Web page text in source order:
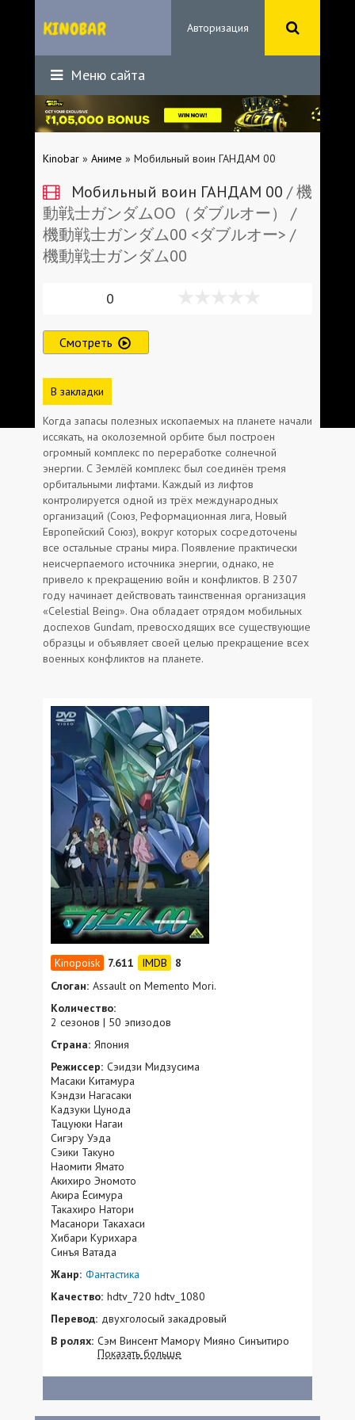
Авторизация
Меню сайта
Kinobar » Аниме » Мобильный воин ГАНДАМ 00
Мобильный воин ГАНДАМ 00 / 機
動戦士ガンダムOO（ダブルオー） /
機動戦士ガンダム00 <ダブルオー> /
機動戦士ガンダム00
0
Смотреть
В закладки
Когда запасы полезных ископаемых на планете начали
иссякать, на околоземной орбите был построен
огромный комплекс по переработке солнечной
энергии. С Землёй комплекс был соединён тремя
орбитальными лифтами. Каждый из лифтов
контролируется одной из трёх международных
организаций (Союз, Реформационная лига, Новый
Европейский Союз), вокруг которых сосредоточены
все остальные страны мира. Появление практически
неисчерпаемого источника энергии, однако, не
привело к прекращению войн и конфликтов. В 2307
году начинает действовать таинственная организация
«Celestial Being». Она обладает отрядом мобильных
доспехов Gundam, превосходящих все существующие
образцы и объявляет своей целью прекращение всех
военных конфликтов на планете.
7.611
8
Слоган: Assault on Memento Mori.
Количество:
2 сезонов | 50 эпизодов
Страна: Япония
Режиссер: Сэидзи Мидзусима
Масаки Китамура
Кэндзи Нагасаки
Кадзуки Цунода
Тацуюки Нагаи
Сигэру Уэда
Сэики Такуно
Наомити Ямато
Акихиро Эномото
Акира Ёсимура
Такахиро Натори
Масанори Такахаси
Хибари Курихара
Синъя Ватада
Жанр: Фантастика
Качество: hdtv_720 hdtv_1080
Перевод: двухголосый закадровый
В ролях: Сэм Винсент Мамору Мияно Синъитиро
Мики Хироюки Ёсино Хироси Камия Брэд
Келли Шеридан Марика Хендрикс Табита
Показать больше